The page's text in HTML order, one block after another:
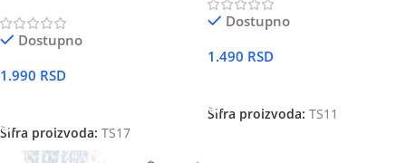
Dostupno
1.990 RSD
Šifra proizvoda: TS17
Dostupno
1.490 RSD
Šifra proizvoda: TS11